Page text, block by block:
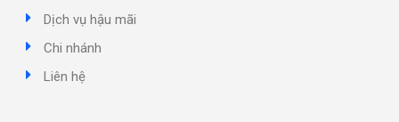
Dịch vụ hậu mãi
Chi nhánh
Liên hệ